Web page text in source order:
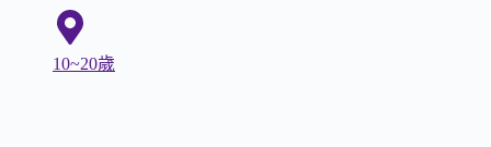
10~20歲